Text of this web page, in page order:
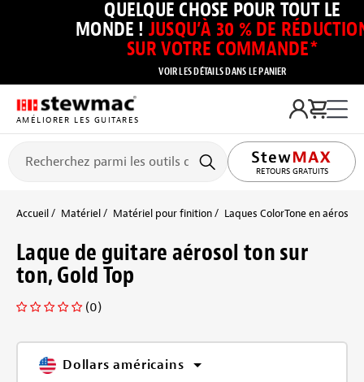
QUELQUE CHOSE POUR TOUT LE
MONDE ! JUSQU’À 30 % DE
SUR VOTRE COMMANDE*
VOIR LES DÉTAILS DANS LE PANIER
AMÉLIORER LES GUITARES
RETOURS GRATUITS
Accueil Matériel Matériel pour finition Laques ColorTone en aérosol
Laque de guitare aérosol ton sur
ton, Gold Top
(0)
Dollars américains